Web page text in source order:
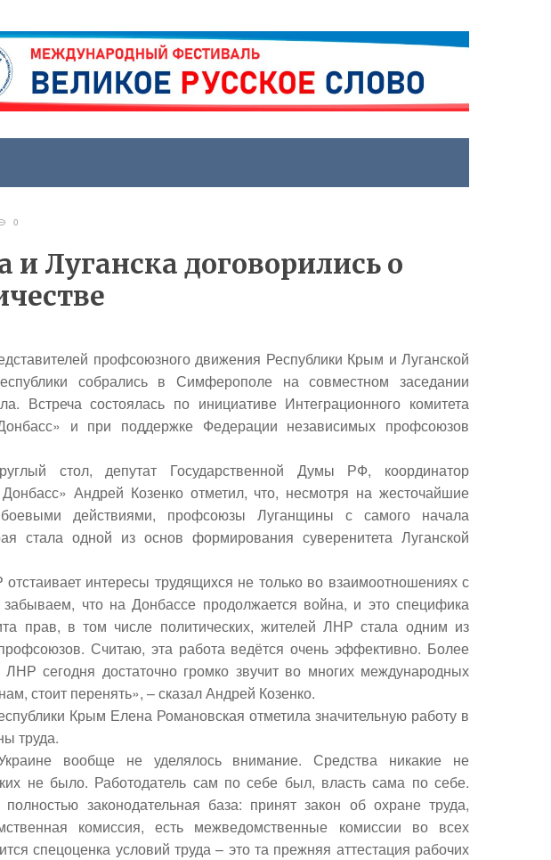
0
Луганска договорились о
профсоюзного движения Республики Крым и Луганской
собрались в Симферополе на совместном заседании
Встреча состоялась по инициативе Интеграционного комитета
и при поддержке Федерации независимых профсоюзов
стол, депутат Государственной Думы РФ, координатор
Андрей Козенкоотметил, что, несмотря на жесточайшие
действиями, профсоюзы Луганщины с самого начала
стала одной из основ формирования суверенитета Луганской
интересы трудящихся не только во взаимоотношениях с
что на Донбассе продолжается война, и это специфика
прав, в том числе политических, жителей ЛНР стала одним из
Считаю, эта работа ведётся очень эффективно. Более
сегодня достаточно громко звучит во многих международных
стоит перенять», – сказал Андрей Козенко.
Крым Елена Романовская отметила значительную работу в
труда.
вообще не уделялось внимание. Средства никакие не
не было. Работодатель сам по себе был, власть сама по себе.
законодательная база: принят закон об охране труда,
комиссия, есть межведомственные комиссии во всех
спецоценка условий труда – это та прежняя аттестация рабочих